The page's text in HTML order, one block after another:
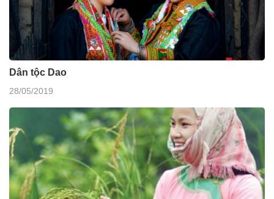
Dân tộc Dao
28/05/2019